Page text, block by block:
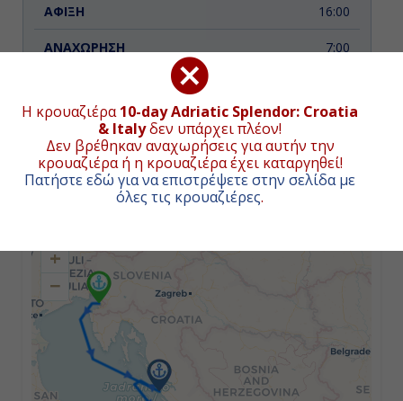
Η κρουαζιέρα10-day Adriatic Splendor: Croatia
& Italyδεν υπάρχει πλέον!
Δεν βρέθηκαν αναχωρήσεις για αυτήν την
κρουαζιέρα ή η κρουαζιέρα έχει καταργηθεί!
Πατήστε εδώ για να επιστρέψετε στην σελίδα με
όλες τις κρουαζιέρες.
16:00
7:00
Ημέρα 3η
Ντουμπρόβνικ, Κροατία
23:00
17:00
ΧΑΡΤΗΣ ΚΡΟΥΑΖΙΕΡΑΣ
Συνολική απόσταση κρουαζιέρας:413
(765χλμ.)
+
−